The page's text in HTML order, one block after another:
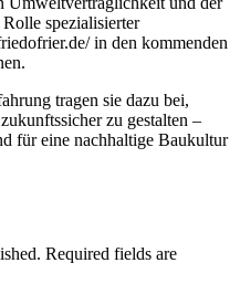
spezialisierter
in den kommenden
tragen sie dazu bei,
zu gestalten –
für eine nachhaltige Baukultur
Required fields are